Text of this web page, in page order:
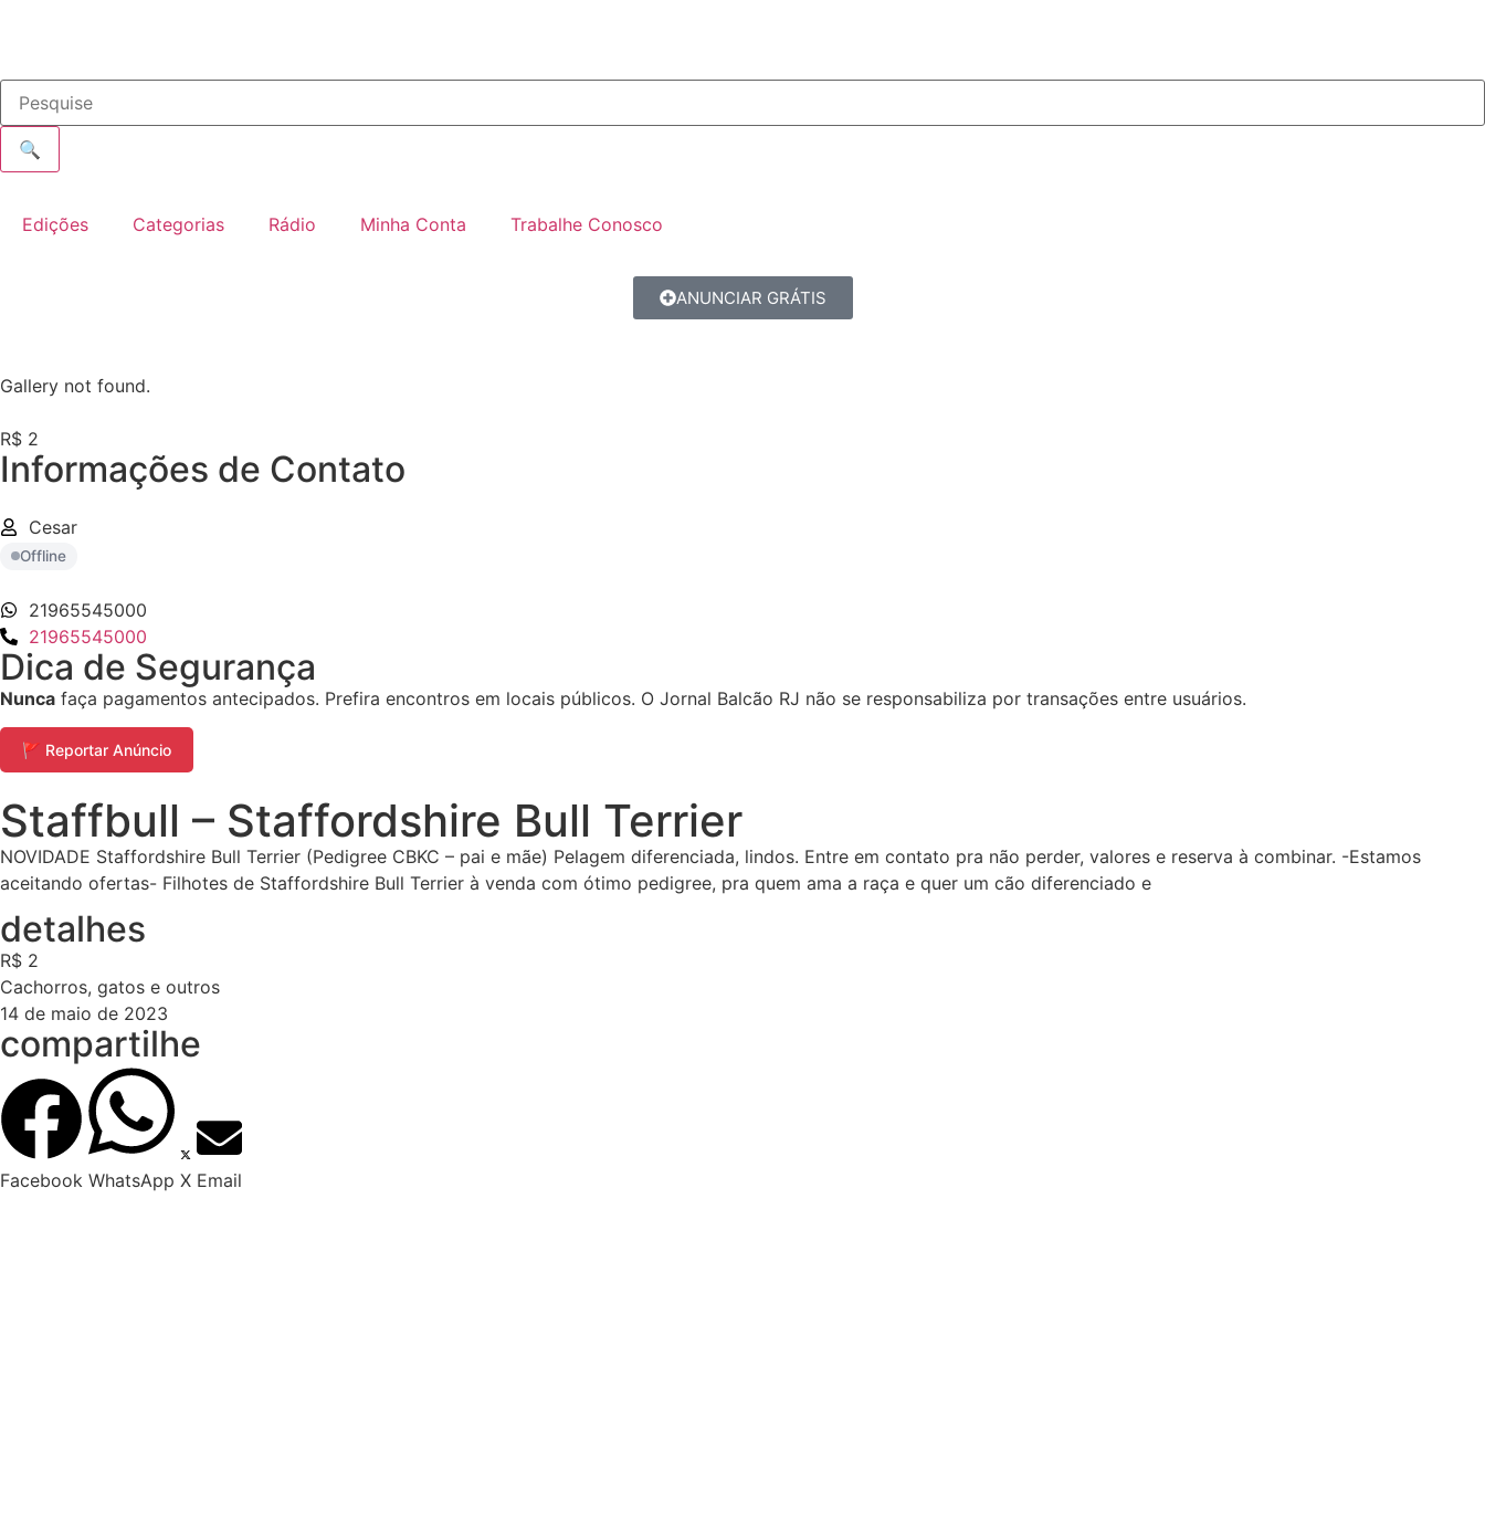
🔍
Edições Categorias Rádio Minha Conta Trabalhe Conosco
ANUNCIAR GRÁTIS
Gallery not found.
R$ 2
Informações de Contato
Cesar
Offline
21965545000
21965545000
Dica de Segurança
Nunca faça pagamentos antecipados. Prefira encontros em locais públicos. O Jornal Balcão RJ não se responsabiliza por transações entre usuários.
🚩 Reportar Anúncio
Staffbull – Staffordshire Bull Terrier
NOVIDADE Staffordshire Bull Terrier (Pedigree CBKC – pai e mãe) Pelagem diferenciada, lindos. Entre em contato pra não perder, valores e reserva à combinar. -Estamos
aceitando ofertas- Filhotes de Staffordshire Bull Terrier à venda com ótimo pedigree, pra quem ama a raça e quer um cão diferenciado e
detalhes
R$ 2
Cachorros, gatos e outros
14 de maio de 2023
compartilhe
Facebook WhatsApp X Email